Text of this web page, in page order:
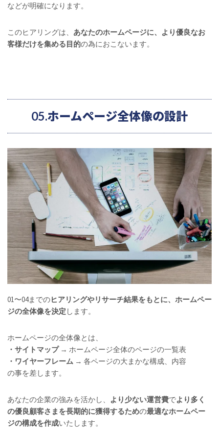
などが明確になります。
このヒアリングは、 あなたのホームページに、より優良なお
客様だけを集める目的の為におこないます。
05.ホームページ全体像の設計
01〜04までのヒアリングやリサーチ結果をもとに、ホームペー
ジの全体像を決定 します。
ホームページの全体像とは、
・サイトマップ→ ホームページ全体のページの一覧表
・ワイヤーフレーム → 各ページの大まかな構成、内容
の事を差します。
あなたの企業の強みを活かし、 より少ない運営費でより多く
の優良顧客さまを長期的に獲得するための最適なホームペー
ジの構成を作成いたします。